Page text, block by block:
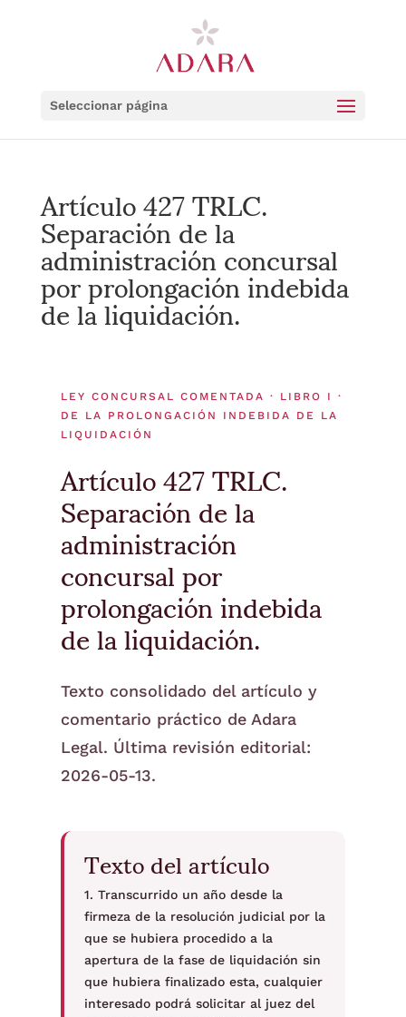
Seleccionar página
Artículo 427 TRLC.
Separación de la
administración concursal
por prolongación indebida
de la liquidación.
LEY CONCURSAL COMENTADA · LIBRO I ·
DE LA PROLONGACIÓN INDEBIDA DE LA
LIQUIDACIÓN
Artículo 427 TRLC.
Separación de la
administración
concursal por
prolongación indebida
de la liquidación.
Texto consolidado del artículo y
comentario práctico de Adara
Legal. Última revisión editorial:
2026-05-13.
Texto del artículo
1. Transcurrido un año desde la
firmeza de la resolución judicial por la
que se hubiera procedido a la
apertura de la fase de liquidación sin
que hubiera finalizado esta, cualquier
interesado podrá solicitar al juez del